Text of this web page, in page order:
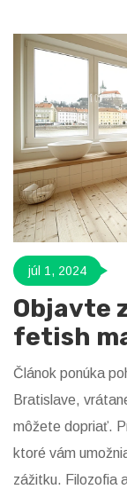
júl 1, 2024
Objavte
fetish
Článok ponúka
Bratislave,
môžete dopriať.
ktoré vám
zážitku. Filozofia